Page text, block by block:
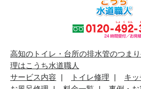
高知のトイレ・台所の排水管のつま
理はこうち水道職人
サービス内容
トイレ修理
キ